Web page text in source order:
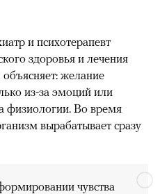
и психотерапевт
здоровья и лечения
желание
из-за эмоций или
физиологии. Во время
вырабатывает сразу
чувства